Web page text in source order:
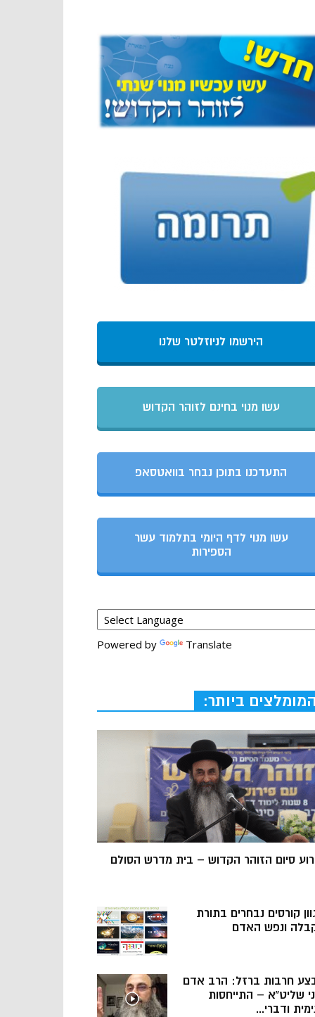
הירשמו לניוזלטר שלנו
עשו מנוי בחינם לזוהר הקדוש
התעדכנו בתוכן נבחר בוואטסאפ
עשו מנוי לדף היומי בתלמוד עשר
הספירות
Powered by Translate
המומלצים ביותר:
סיום הזוהר הקדוש – בית מדרש הסולם
קורסים נבחרים בתורת
ונפש האדם
חרבות ברזל: הרב אדם
שליט”א – התייחסות
ודברי...